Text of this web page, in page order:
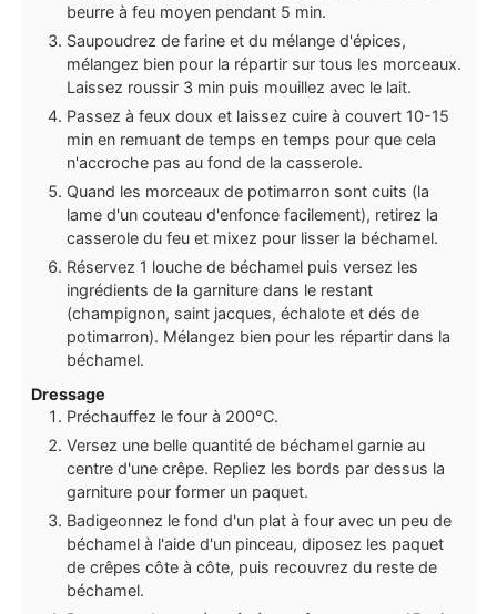
beurre à feu moyen pendant 5 min.
Saupoudrez de farine et du mélange d'épices,
mélangez bien pour la répartir sur tous les morceaux.
Laissez roussir 3 min puis mouillez avec le lait.
Passez à feux doux et laissez cuire à couvert 10-15
min en remuant de temps en temps pour que cela
n'accroche pas au fond de la casserole.
Quand les morceaux de potimarron sont cuits (la
lame d'un couteau d'enfonce facilement), retirez la
casserole du feu et mixez pour lisser la béchamel.
Réservez 1 louche de béchamel puis versez les
ingrédients de la garniture dans le restant
(champignon, saint jacques, échalote et dés de
potimarron). Mélangez bien pour les répartir dans la
béchamel.
Dressage
Préchauffez le four à 200°C.
Versez une belle quantité de béchamel garnie au
centre d'une crêpe. Repliez les bords par dessus la
garniture pour former un paquet.
Badigeonnez le fond d'un plat à four avec un peu de
béchamel à l'aide d'un pinceau, diposez les paquet
de crêpes côte à côte, puis recouvrez du reste de
béchamel.